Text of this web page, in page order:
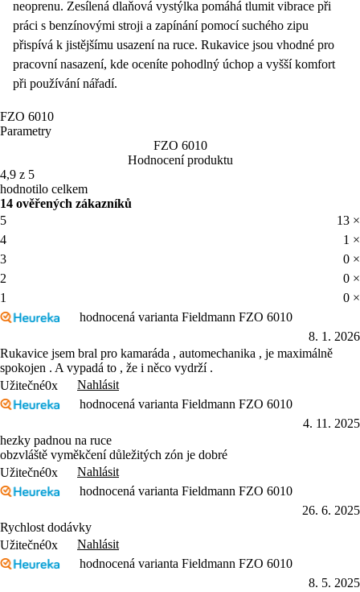
neoprenu. Zesílená dlaňová vystýlka pomáhá tlumit vibrace při
práci s benzínovými stroji a zapínání pomocísuchého zipu
přispívá k jistějšímu usazení na ruce. Rukavice jsou vhodné pro
pracovní nasazení, kde oceníte pohodlný úchop a vyšší komfort
při používání nářadí.
FZO 6010
Parametry
FZO 6010
Hodnocení produktu
4,9 z 5
hodnotilo celkem
14 ověřených zákazníků
5
13 ×
4
1 ×
3
0 ×
2
0 ×
1
0 ×
hodnocená varianta Fieldmann FZO 6010
8. 1. 2026
Rukavice jsem bral pro kamaráda , automechanika , je maximálně
spokojen . A vypadá to , že i něco vydrží .
Užitečné0x
Nahlásit
hodnocená varianta Fieldmann FZO 6010
4. 11. 2025
hezky padnou na ruce
obzvláště vyměkčení důležitých zón je dobré
Užitečné0x
Nahlásit
hodnocená varianta Fieldmann FZO 6010
26. 6. 2025
Rychlost dodávky
Užitečné0x
Nahlásit
hodnocená varianta Fieldmann FZO 6010
8. 5. 2025